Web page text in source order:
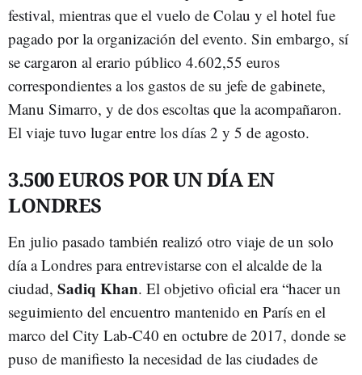
festival, mientras que el vuelo de Colau y el hotel fue
pagado por la organización del evento. Sin embargo, sí
se cargaron al erario público 4.602,55 euros
correspondientes a los gastos de su jefe de gabinete,
Manu Simarro, y de dos escoltas que la acompañaron.
El viaje tuvo lugar entre los días 2 y 5 de agosto.
3.500 EUROS POR UN DÍA EN
LONDRES
En julio pasado también realizó otro viaje de un solo
día a Londres para entrevistarse con el alcalde de la
ciudad, Sadiq Khan. El objetivo oficial era “hacer un
seguimiento del encuentro mantenido en París en el
marco del City Lab-C40 en octubre de 2017, donde se
puso de manifiesto la necesidad de las ciudades de